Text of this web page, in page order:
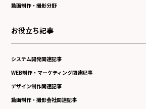
動画制作・撮影分野
お役立ち記事
システム開発関連記事
WEB制作・マーケティング関連記事
デザイン制作関連記事
動画制作・撮影会社関連記事